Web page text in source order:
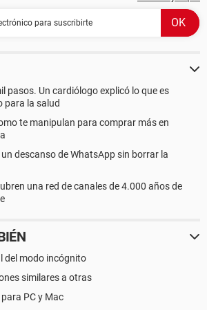
Back
KB
KB
Synchronous
Synchronous
Parity
Caché interna
/ DIMM1 ]
de memoria:
DIMM1
MB
MB
/ DIMM2 ]
de memoria:
pasos. Un cardiólogo explicó lo que es
para la salud
te manipulan para comprar más en
descanso de WhatsApp sin borrar la
una red de canales de 4.000 años de
del modo incógnito
similares a otras
PC y Mac